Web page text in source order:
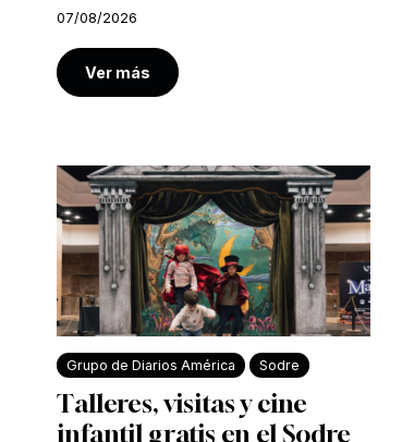
07/08/2026
Ver más
Grupo de Diarios América Sodre
Talleres, visitas y cine
infantil gratis en el Sodre